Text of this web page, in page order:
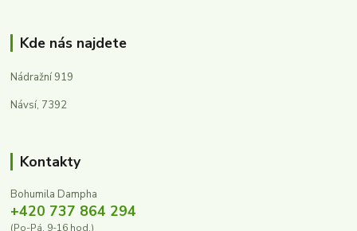
Kde nás najdete
Nádražní 919
Návsí, 7392
Kontakty
Bohumila Dampha
+420 737 864 294
(Po-Pá, 9-16 hod.)